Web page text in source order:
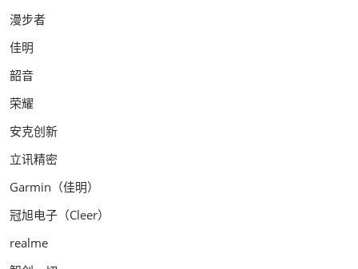
漫步者
佳明
韶音
荣耀
安克创新
立讯精密
Garmin（佳明）
冠旭电子（Cleer）
realme